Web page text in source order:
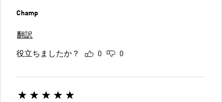
Champ
翻訳
役立ちましたか？ 0 0